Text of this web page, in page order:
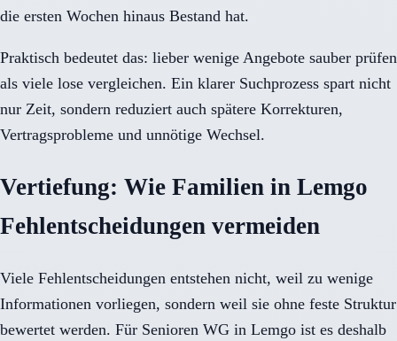
die ersten Wochen hinaus Bestand hat.
Praktisch bedeutet das: lieber wenige Angebote sauber prüfen
als viele lose vergleichen. Ein klarer Suchprozess spart nicht
nur Zeit, sondern reduziert auch spätere Korrekturen,
Vertragsprobleme und unnötige Wechsel.
Vertiefung: Wie Familien in Lemgo
Fehlentscheidungen vermeiden
Viele Fehlentscheidungen entstehen nicht, weil zu wenige
Informationen vorliegen, sondern weil sie ohne feste Struktur
bewertet werden. Für Senioren WG in Lemgo ist es deshalb